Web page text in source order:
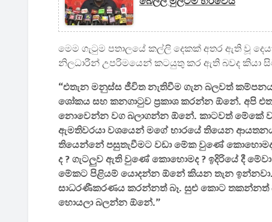
මෙම ගැටුම පතාලයේ කල්ලි දෙකක් අතර ඇති වූ
නිලධාරීන් උපරිමයෙන් කටයුතු කර ඇති බවද කියා
“එතැන මනුස්ස ජීවිත නැතිවීම ගැන බලවත්
ශෝකය සහ කනගාටුව ප්‍රකාශ කරන්න ඕනේ. අපි
නොවෙන්න වග බලාගන්න ඕනේ. කාටවත් මේකේ
ඇමතිවරයා වශයෙන් මගේ භාරයේ තියෙන
තියෙන්නේ පසුතැවීමට වඩා මේක වුණේ
ද ? ගැටලුව ඇති වුණේ කොහොමද ? ඉදිරියේ දී
මේකට පිළියම් යොදන්න ඕනේ කියන තැන ඉන්නවා.
සාධරණීකරණය කරන්නත් බෑ. සුළු කොට තකන්නත්
හොයලා බලන්න ඕනේ.”